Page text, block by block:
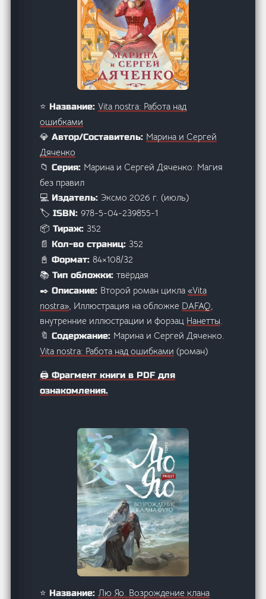
⭐ Название:Vita nostra: Работа над
ошибками
💎 Автор/Составитель: Марина и Сергей
Дяченко
📁 Серия: Марина и Сергей Дяченко: Магия
без правил
💻 Издатель: Эксмо 2026 г. (июль)
🏷️ ISBN:978-5-04-239855-1
📦 Тираж:352
📄 Кол-во страниц:352
📓 Формат:84×108/32
📚 Тип обложки:твёрдая
✒️ Описание: Второй роман цикла«Vita
nostra» , Иллюстрация на обложке DAFAQ
внутренние иллюстрации и форзац Нанетты
🔖 Содержание: Марина и Сергей Дяченко.
Vita nostra: Работа над ошибками (роман)
🖨️ Фрагмент книги в PDF для
ознакомления.
⭐ Название:Лю Яо. Возрождение клана